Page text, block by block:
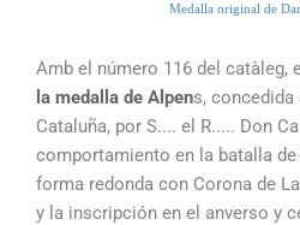
Medalla original de
Amb el número 116 del catàleg,
la medalla de Alpens,
Cataluña, por S.... el R..... Don
comportamiento en la batalla de
forma redonda con Corona de
y la inscripción en el anverso y